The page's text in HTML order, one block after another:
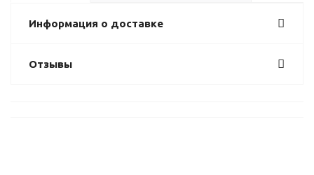
Информация о доставке
Отзывы